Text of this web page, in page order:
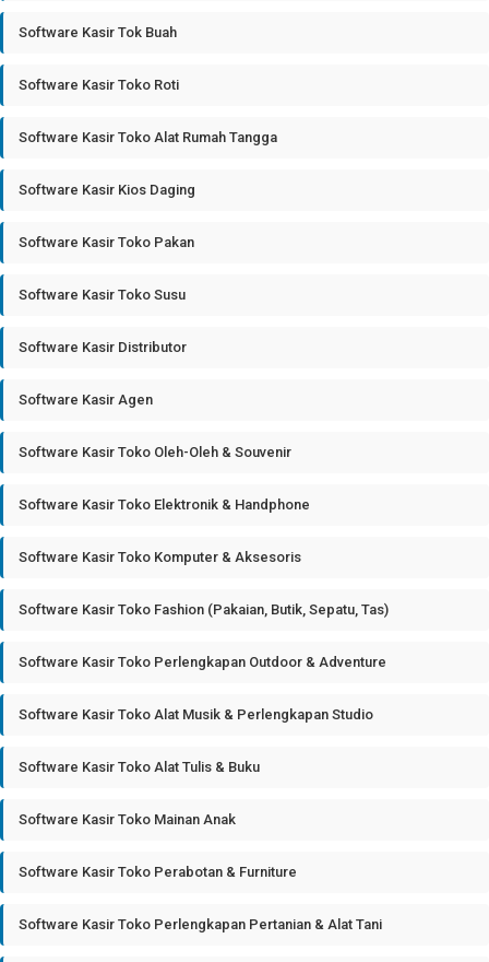
Software Kasir Tok Buah
Software Kasir Toko Roti
Software Kasir Toko Alat Rumah Tangga
Software Kasir Kios Daging
Software Kasir Toko Pakan
Software Kasir Toko Susu
Software Kasir Distributor
Software Kasir Agen
Software Kasir Toko Oleh-Oleh & Souvenir
Software Kasir Toko Elektronik & Handphone
Software Kasir Toko Komputer & Aksesoris
Software Kasir Toko Fashion (Pakaian, Butik, Sepatu, Tas)
Software Kasir Toko Perlengkapan Outdoor & Adventure
Software Kasir Toko Alat Musik & Perlengkapan Studio
Software Kasir Toko Alat Tulis & Buku
Software Kasir Toko Mainan Anak
Software Kasir Toko Perabotan & Furniture
Software Kasir Toko Perlengkapan Pertanian & Alat Tani